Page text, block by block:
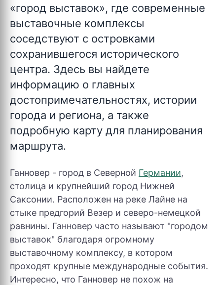
«город выставок», где современные
выставочные комплексы
соседствуют с островками
сохранившегося исторического
центра. Здесь вы найдете
информацию о главных
достопримечательностях, истории
города и региона, а также
подробную карту для планирования
маршрута.
Ганновер - город в Северной Германии,
столица и крупнейший город Нижней
Саксонии. Расположен на реке Лайне на
стыке предгорий Везер и северо-немецкой
равнины. Ганновер часто называют "городом
выставок" благодаря огромному
выставочному комплексу, в котором
проходят крупные международные события.
Интересно, что Ганновер не похож на